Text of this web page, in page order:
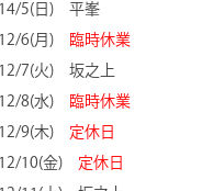
14/5(日) 平峯
12/6(月) 臨時休業
12/7(火) 坂之上
12/8(水) 臨時休業
12/9(木) 定休日
12/10(金) 定休日